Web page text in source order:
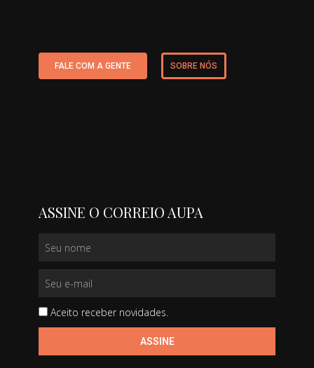
FALE COM A GENTE SOBRE NÓS
ASSINE O CORREIO AUPA
Aceito receber novidades.
ASSINE